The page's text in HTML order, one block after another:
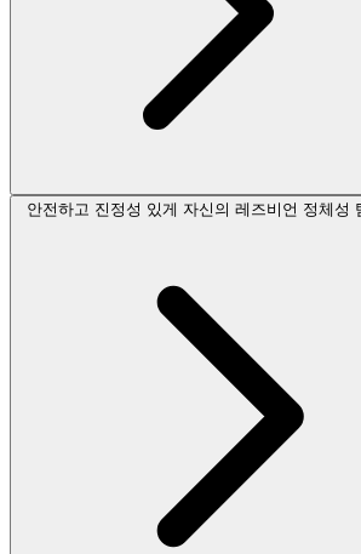
안전하고 진정성 있게 자신의 레즈비언 정체성